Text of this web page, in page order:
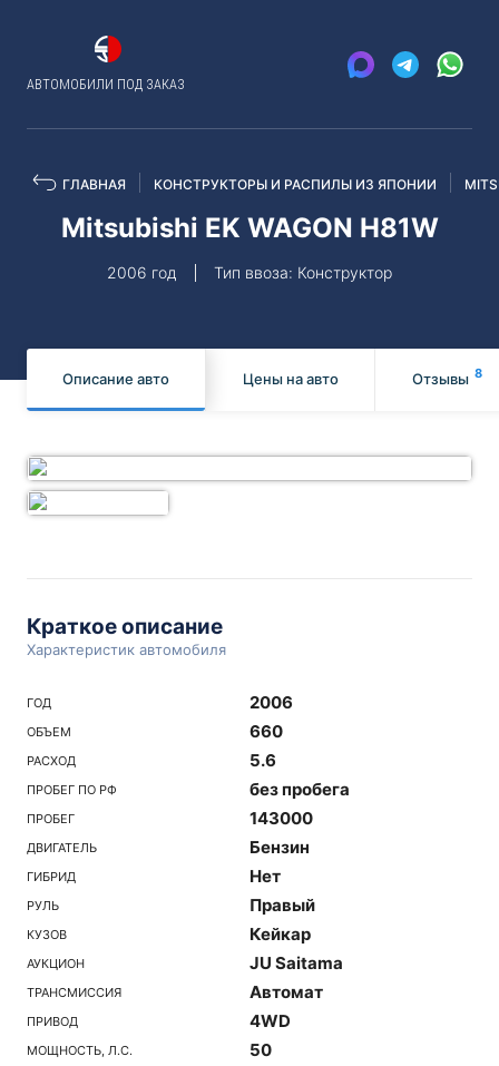
АВТОМОБИЛИ ПОД ЗАКАЗ
ГЛАВНАЯ КОНСТРУКТОРЫ И РАСПИЛЫ ИЗ ЯПОНИИ
Mitsubishi EK WAGON H81W
2006 год Тип ввоза: Конструктор
Описание авто Цены на авто Отзывы 8
Краткое описание
Характеристик автомобиля
ГОД 2006
ОБЪЕМ 660
РАСХОД 5.6
ПРОБЕГ ПО РФ без пробега
ПРОБЕГ 143000
ДВИГАТЕЛЬ Бензин
ГИБРИД Нет
РУЛЬ Правый
КУЗОВ Кейкар
АУКЦИОН JU Saitama
ТРАНСМИССИЯ Автомат
ПРИВОД 4WD
МОЩНОСТЬ, Л.С. 50